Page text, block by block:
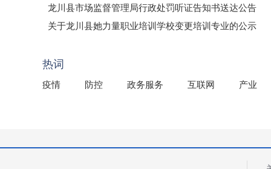
龙川县市场监督管理局行政处罚听证告知书送达公告
（龙市监罚送告〔2026〕71号）
关于龙川县她力量职业培训学校变更培训专业的公示
热词
疫情 防控 政务服务 互联网 产业